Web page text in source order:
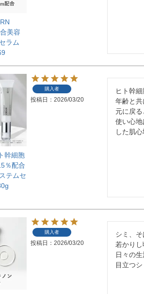
美容
ラム
幹細胞
％配合
テムセ
購入者
投稿日 2026/03/20
ヒト幹
年齢と共
元に戻
使い心
した肌心
購入者
投稿日 2026/03/20
シミ、
若かりし
日々の
目立つ